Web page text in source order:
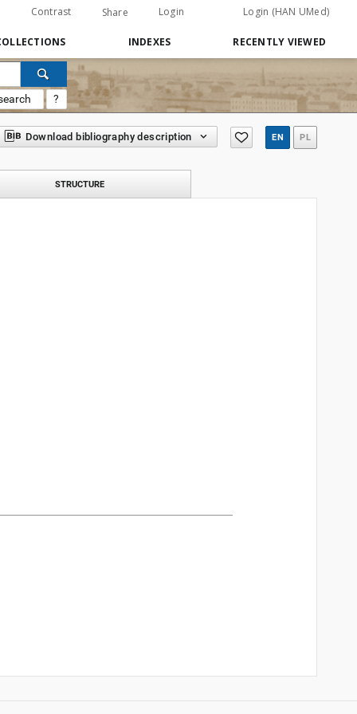
Contrast Share Login Login (HAN UMed)
INDEXES RECENTLY VIEWED
?
Download bibliography description EN PL
STRUCTURE